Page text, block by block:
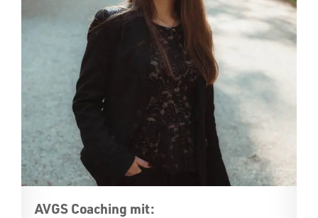
AVGS Coaching mit: